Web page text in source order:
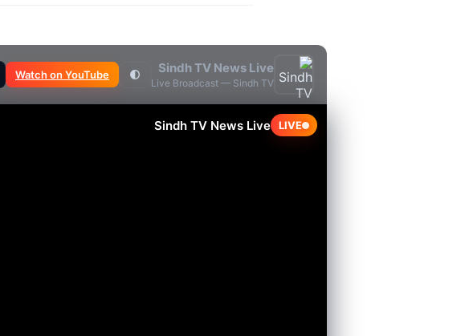
Sindh TV News Live
Live Broadcast — Sindh TV
🌓
Watch on YouTube
LIVE
Sindh TV News Live